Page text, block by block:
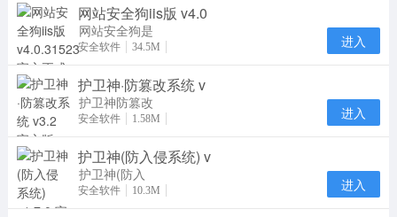
MySQL数据
库研发推
网站安全狗iis版 v4.0
网站安全狗是
一款集网站内
网站资源保护
及
安全软件 34.5M 进入
护卫神·防篡改系统 v
护卫神防篡改
系统是一款专
篡改的软件，
采用
安全软件 1.58M 进入
护卫神(防入侵系统) v
护卫神(防入
侵系统)官方
安全软件 10.3M 进入